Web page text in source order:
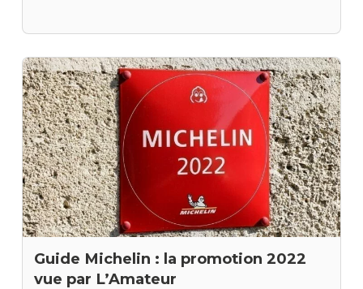
Guide Michelin : la promotion 2022
vue par L’Amateur